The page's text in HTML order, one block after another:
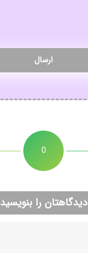
0
دیدگاهتان را بنویسید